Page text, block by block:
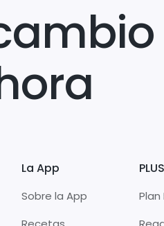
La App
Sobre la App
PLUS
Plan